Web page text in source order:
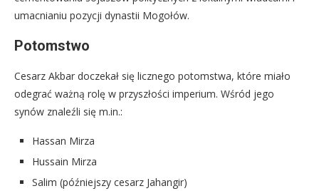
umacnianiu pozycji dynastii Mogołów.
Potomstwo
Cesarz Akbar doczekał się licznego potomstwa, które miało
odegrać ważną rolę w przyszłości imperium. Wśród jego
synów znaleźli się m.in.:
Hassan Mirza
Hussain Mirza
Salim (późniejszy cesarz Jahangir)